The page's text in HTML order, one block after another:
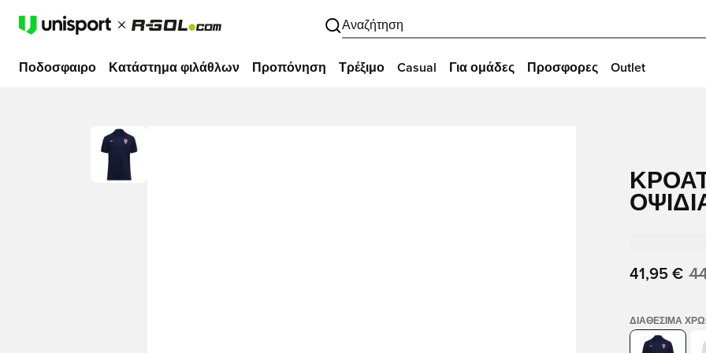
Αναζήτηση
Ποδοσφαιρο Κατάστημα φιλάθλων Προπόνηση Τρέξιμο Casual Για ομάδες Προσφορες Outlet
41,95 €
ΔΙΑΘΈΣΙΜΑ